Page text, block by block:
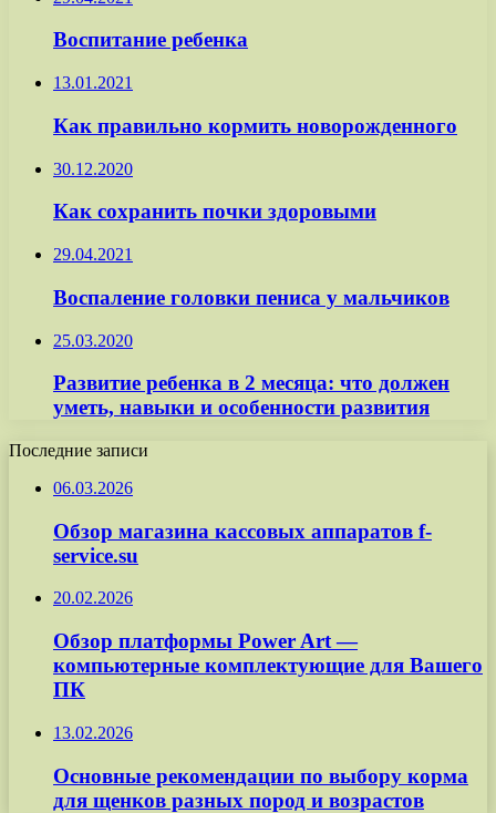
Воспитание ребенка
13.01.2021
Как правильно кормить новорожденного
30.12.2020
Как сохранить почки здоровыми
29.04.2021
Воспаление головки пениса у мальчиков
25.03.2020
Развитие ребенка в 2 месяца: что должен
уметь, навыки и особенности развития
Последние записи
06.03.2026
Обзор магазина кассовых аппаратов f-
service.su
20.02.2026
Обзор платформы Power Art —
компьютерные комплектующие для Вашего
ПК
13.02.2026
Основные рекомендации по выбору корма
для щенков разных пород и возрастов